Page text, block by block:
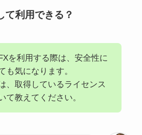
て利用できる？
を利用する際は、安全性に
も気になります。
、取得しているライセンス
て教えてください。